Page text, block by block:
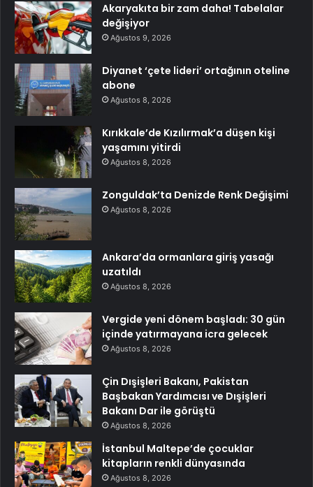
Akaryakıta bir zam daha! Tabelalar
değişiyor
Ağustos 9, 2026
Diyanet ‘çete lideri’ ortağının oteline
abone
Ağustos 8, 2026
Kırıkkale’de Kızılırmak’a düşen kişi
yaşamını yitirdi
Ağustos 8, 2026
Zonguldak’ta Denizde Renk Değişimi
Ağustos 8, 2026
Ankara’da ormanlara giriş yasağı
uzatıldı
Ağustos 8, 2026
Vergide yeni dönem başladı: 30 gün
içinde yatırmayana icra gelecek
Ağustos 8, 2026
Çin Dışişleri Bakanı, Pakistan
Başbakan Yardımcısı ve Dışişleri
Bakanı Dar ile görüştü
Ağustos 8, 2026
İstanbul Maltepe’de çocuklar
kitapların renkli dünyasında
Ağustos 8, 2026